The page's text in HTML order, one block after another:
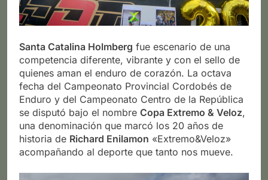
Santa Catalina Holmberg fue escenario de una
competencia diferente, vibrante y con el sello de
quienes aman el enduro de corazón. La octava
fecha del Campeonato Provincial Cordobés de
Enduro y del Campeonato Centro de la República
se disputó bajo el nombre Copa Extremo & Veloz,
una denominación que marcó los 20 años de
historia de Richard Enilamon «Extremo&Veloz»
acompañando al deporte que tanto nos mueve.